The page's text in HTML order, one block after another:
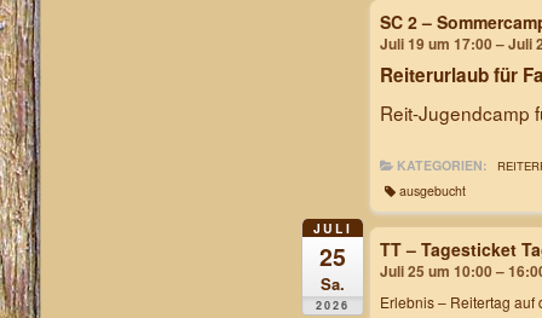
SC 2 –
Juli 19 um 17:00 – Juli
Reiterurlaub für
Reit-Jugendcamp
KATEGORIEN:
ausgebucht
JULI
25
Sa.
2026
TT – Tagesticket
Juli 25 um 10:00 –
Erlebnis – Reitertag auf